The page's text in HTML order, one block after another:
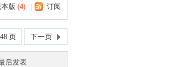
版 (4) 订阅
页 下一页
后发表